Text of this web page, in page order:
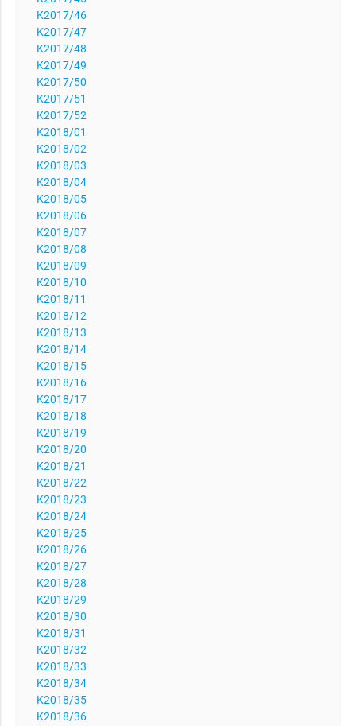
K2017/46
K2017/47
K2017/48
K2017/49
K2017/50
K2017/51
K2017/52
K2018/01
K2018/02
K2018/03
K2018/04
K2018/05
K2018/06
K2018/07
K2018/08
K2018/09
K2018/10
K2018/11
K2018/12
K2018/13
K2018/14
K2018/15
K2018/16
K2018/17
K2018/18
K2018/19
K2018/20
K2018/21
K2018/22
K2018/23
K2018/24
K2018/25
K2018/26
K2018/27
K2018/28
K2018/29
K2018/30
K2018/31
K2018/32
K2018/33
K2018/34
K2018/35
K2018/36